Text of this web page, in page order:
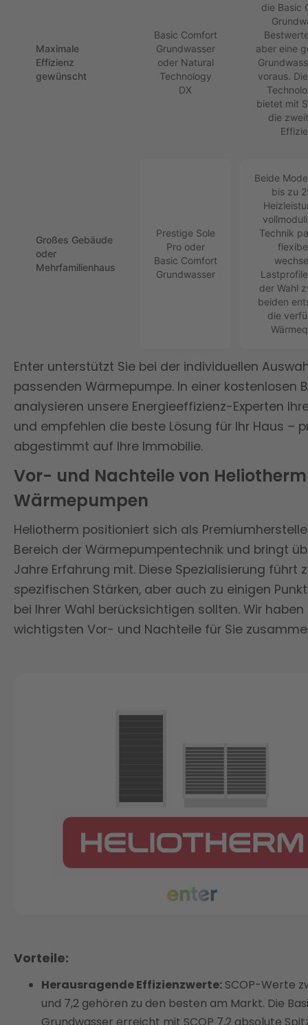
Maximale
Effizienz
gewünscht
Basic Comfort
Grundwasser
oder Natural
Technology
DX
die Basic
aber eine
voraus.
bietet mit
die
Großes Gebäude
oder
Mehrfamilienhaus
Prestige Sole
Pro oder
Basic Comfort
Grundwasser
Beide
bis zu
Technik
der Wahl
beiden
die
Enter unterstützt Sie bei der individuellen
passenden Wärmepumpe. In einer kostenlosen
analysieren unsere Energieeffizienz-Experten
und empfehlen die beste Lösung für Ihr Haus –
abgestimmt auf Ihre Immobilie.
Vor- und Nachteile von Heliotherm
Wärmepumpen
Heliotherm positioniert sich als
Bereich der Wärmepumpentechnik und bringt
Jahre Erfahrung mit. Diese Spezialisierung führt
spezifischen Stärken, aber auch zu einigen
bei Ihrer Wahl berücksichtigen sollten. Wir haben
wichtigsten Vor- und Nachteile für Sie
Vorteile:
Herausragende Effizienzwerte: SCOP-Werte
und 7,2 gehören zu den besten am Markt. Die